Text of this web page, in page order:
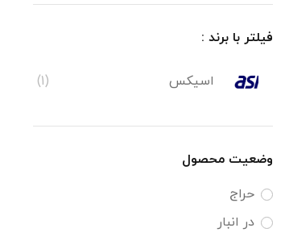
فیلتر با برند :
اسیکس (1)
وضعیت محصول
حراج
در انبار